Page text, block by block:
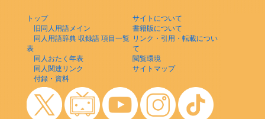
トップ
旧同人用語メイン
同人用語辞典 収録語 項目一覧
表
同人おたく年表
同人関連リンク
付録・資料
サイトについて
書籍版について
リンク・引用・転載につい
て
閲覧環境
サイトマップ